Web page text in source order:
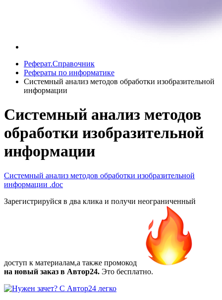
Реферат.Справочник
Рефераты по информатике
Системный анализ методов обработки изобразительной
информации
Системный анализ методов
обработки изобразительной
информации
Системный анализ методов обработки изобразительной
информации .doc
Зарегистрируйся в два клика и получи неограниченный
доступ к материалам,а также промокод
на новый заказ в Автор24. Это бесплатно.